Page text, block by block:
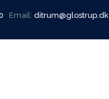
Email: ditrum@glostrup.dk